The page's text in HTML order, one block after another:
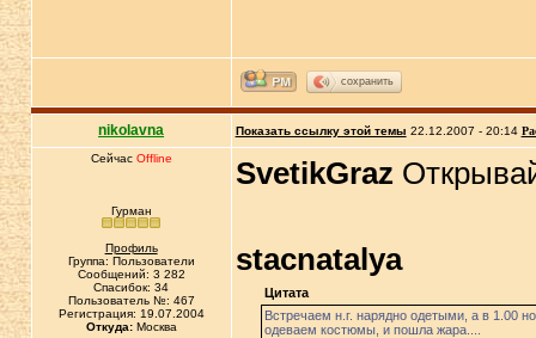
сохранить
nikolavna Показать ссылку этой темы 22.12.2007 - 20:14
Сейчас Offline
Гурман
Профиль
Группа: Пользователи
Сообщений: 3 282
Спасибок: 34
Пользователь №: 467
Регистрация: 19.07.2004
Откуда:Москва
SvetikGraz
stacnatalya
Цитата
Встречаем н.г. нарядно одетыми, а в 1.00
одеваем костюмы, и пошла жара....